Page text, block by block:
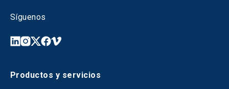
Síguenos
Productos y servicios